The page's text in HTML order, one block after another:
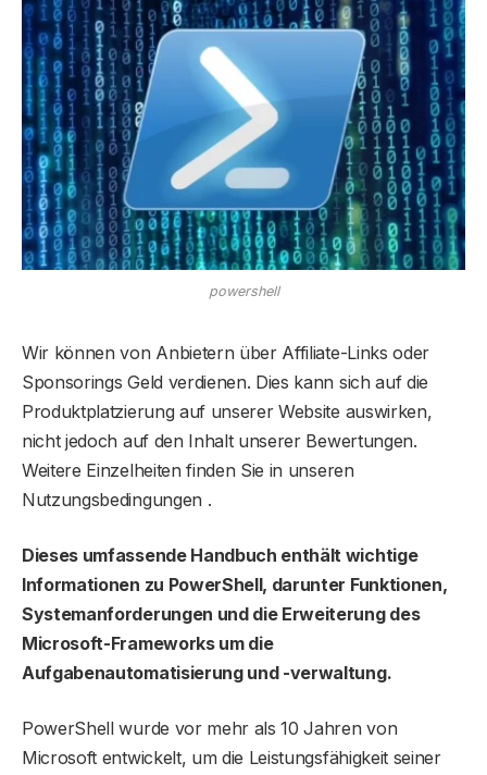
powershell
Wir können von Anbietern über Affiliate-Links oder
Sponsorings Geld verdienen. Dies kann sich auf die
Produktplatzierung auf unserer Website auswirken,
nicht jedoch auf den Inhalt unserer Bewertungen.
Weitere Einzelheiten finden Sie in unseren
Nutzungsbedingungen .
Dieses umfassende Handbuch enthält wichtige
Informationen zu PowerShell, darunter Funktionen,
Systemanforderungen und die Erweiterung des
Microsoft-Frameworks um die
Aufgabenautomatisierung und -verwaltung.
PowerShell wurde vor mehr als 10 Jahren von
Microsoft entwickelt, um die Leistungsfähigkeit seiner